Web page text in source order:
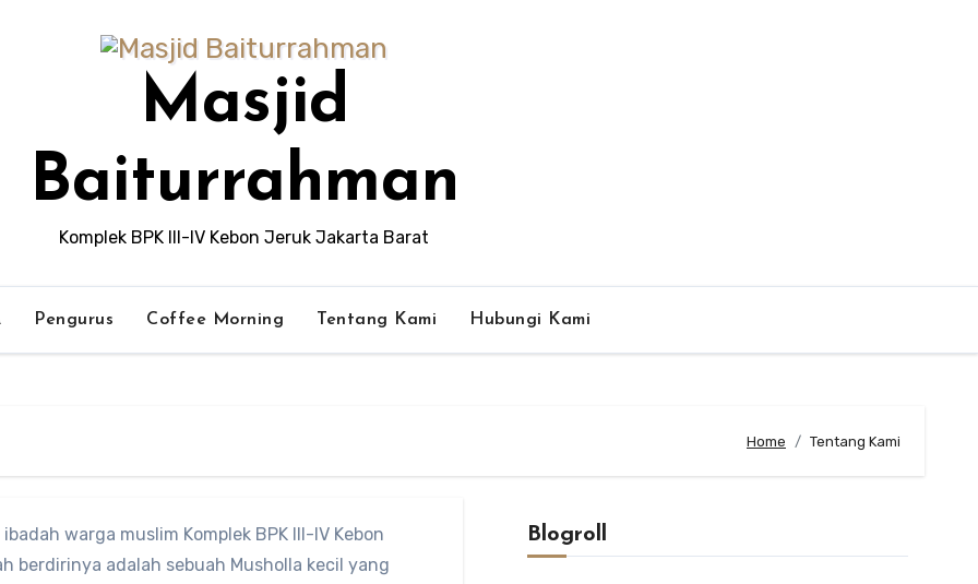
Masjid
Baiturrahman
Komplek BPK III-IV Kebon Jeruk Jakarta Barat
Pengurus Coffee Morning Tentang Kami Hubungi Kami
Home Tentang Kami
warga muslim Komplek BPK III-IV Kebon
berdirinya adalah sebuah Musholla kecil yang
Blogroll